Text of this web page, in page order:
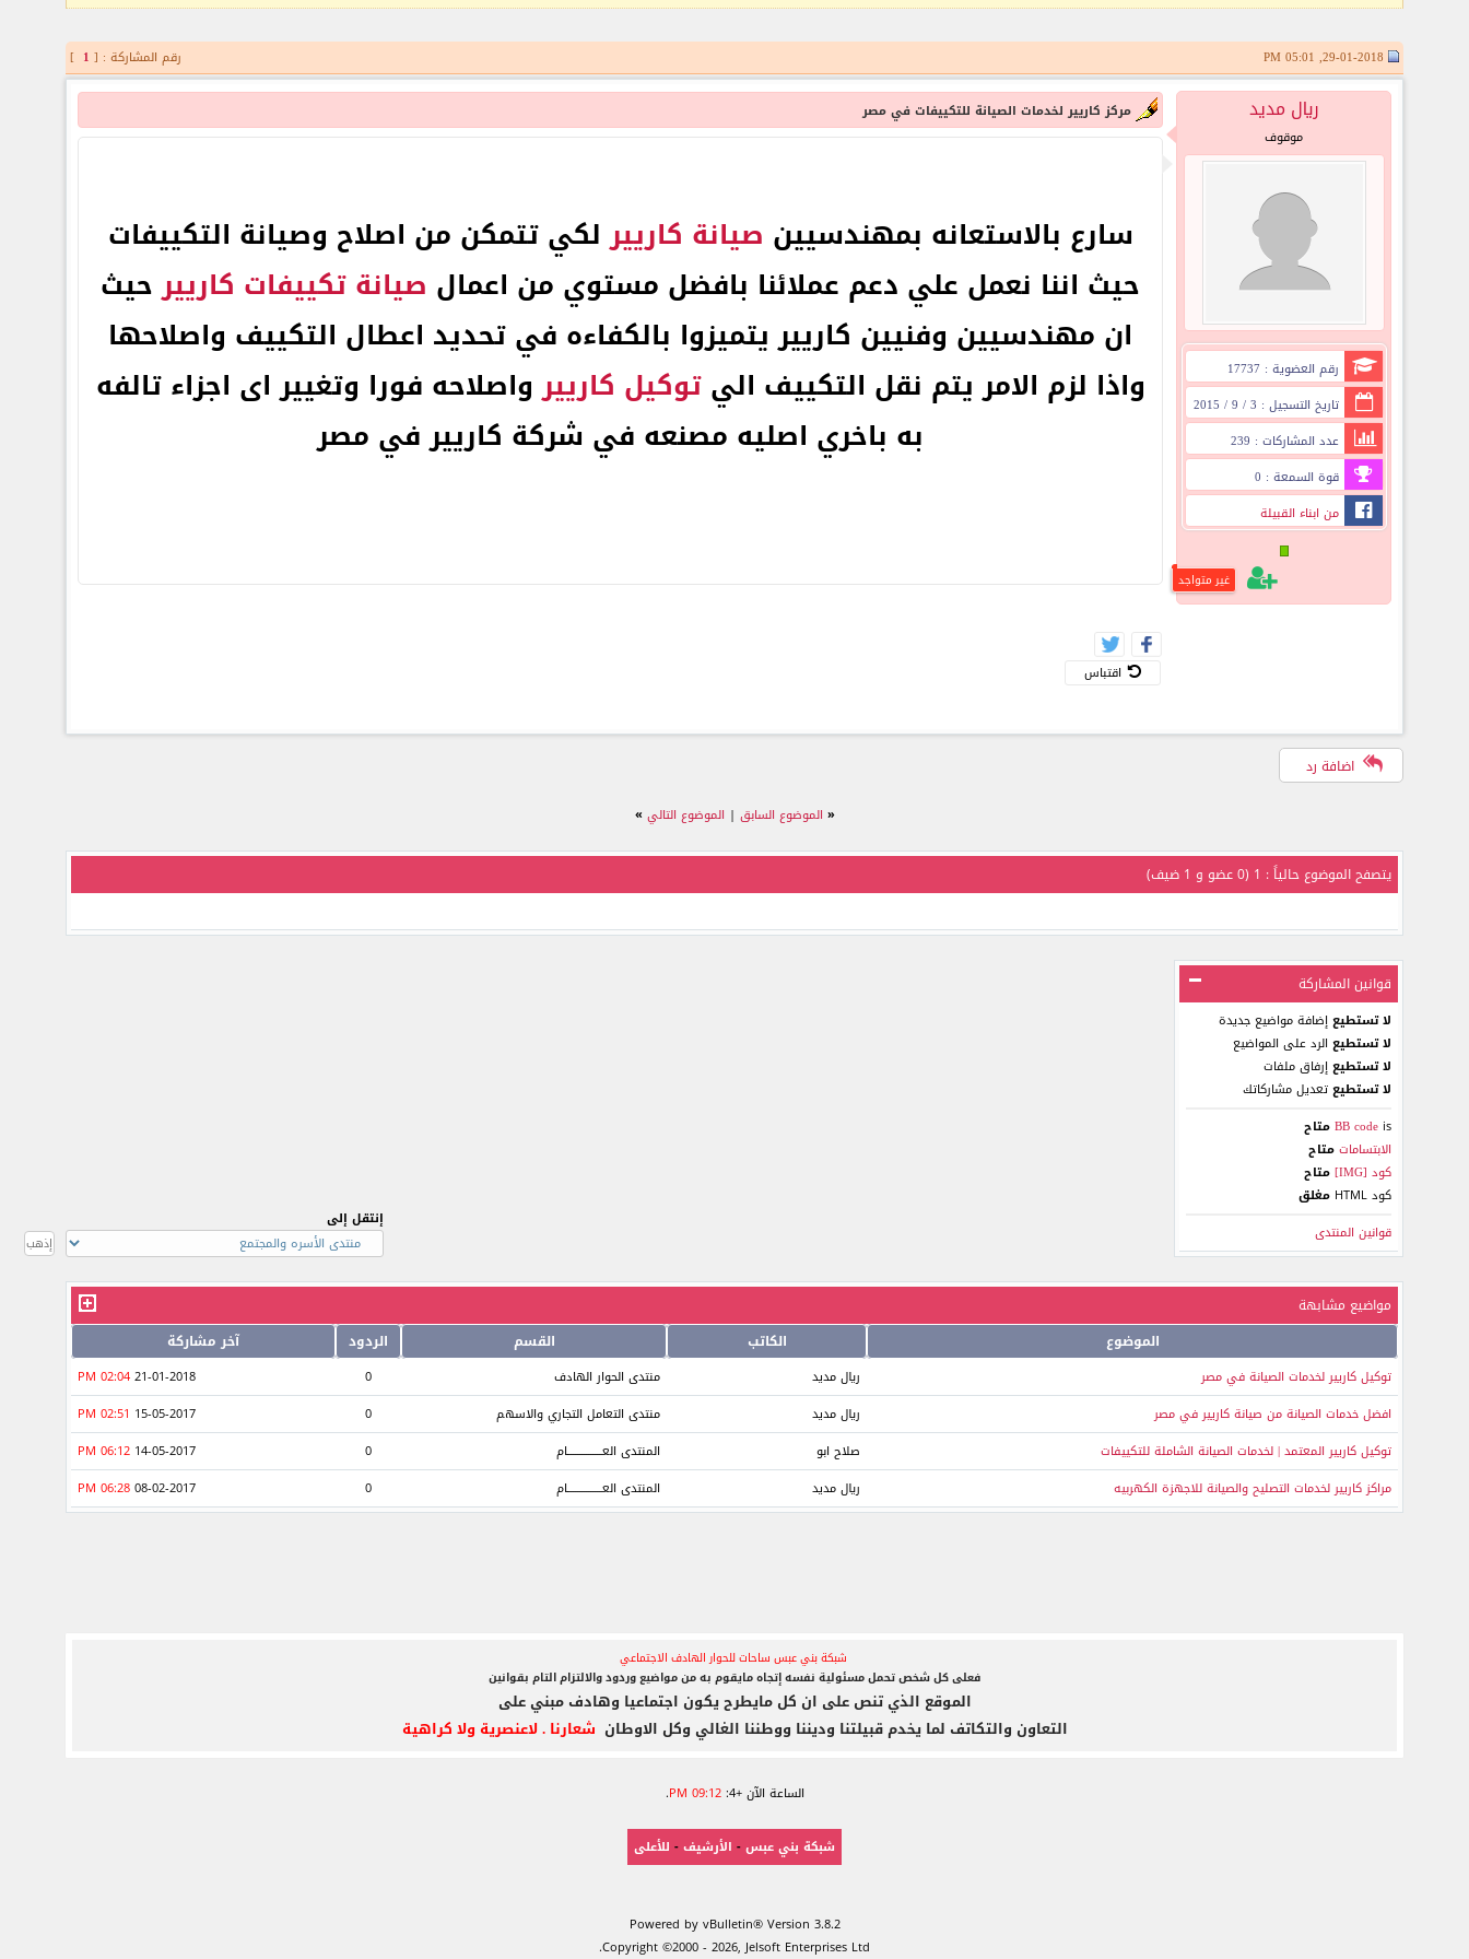
رقم المشاركة : [ 1
]
ريال مديد
موقوف
رقم العضوية : 17737
تاريخ التسجيل : 3 / 9 / 2015
عدد المشاركات : 239
قوة السمعة : 0
من ابناء القبيلة
غير متواجد
مركز كاريير لخدمات الصيانة للتكييفات في مصر
سارع بالاستعانه بمهندسيين صيانة كارييرلكي تتمكن من اصلاح وصيانة التكييفات
حيث اننا نعمل علي دعم عملائنا بافضل مستوي من اعمال صيانة تكييفات كارييرحيث
ان مهندسيين وفنيين كاريير يتميزوا بالكفاءه في تحديد اعطال التكييف واصلاحها
واذا لزم الامر يتم نقل التكييف اليتوكيل كارييرواصلاحه فورا وتغيير اى اجزاء تالفه
به باخري اصليه مصنعه في شركة كاريير في مصر
اقتباس
اضافة رد
« الموضوع السابق | الموضوع التالي »
يتصفح الموضوع حالياً : 1 (0 عضو و 1 ضيف)
قوانين المشاركة
لا تستطيعإضافة مواضيع جديدة
لا تستطيع الرد على المواضيع
لا تستطيعإرفاق ملفات
لا تستطيعتعديل مشاركاتك
BB code is
متاح
الابتساماتمتاح
كود [IMG]
متاح
كود HTML
مغلق
قوانين المنتدى
إنتقل إلى
مواضيع مشابهة
الموضوع
الكاتب القسم الردود آخر مشاركة
توكيل كاريير لخدمات الصيانة في مصر ريال مديد منتدى الحوار الهادف 0
21-01-2018
02:04 PM
افضل خدمات الصيانة من صيانة كاريير في مصر
ريال مديد منتدى التعامل التجاري والاسهم 0
15-05-2017
02:51 PM
توكيل كاريير المعتمد | لخدمات الصيانة الشاملة للتكييفات
صلاح ابو المنتدى العــــــــــــــــام 0
14-05-2017
06:12 PM
مراكز كاريير لخدمات التصليح والصيانة للاجهزة الكهربيه
ريال مديد المنتدى العــــــــــــــــام 0
08-02-2017
06:28 PM
شبكة بني عبس ساحات للحوار الهادف الاجتماعي
فعلى كل شخص تحمل مسئولية نفسه إتجاه مايقوم بهمن مواضيع وردود والالتزام التام بقوانين
الموقع الذي تنص على ان كل مايطرح يكون اجتماعيا وهادف مبني على
التعاون والتكاتف لما يخدم قبيلتنا وديننا ووطننا الغالي وكل الاوطان شعارنا . لاعنصرية ولا كراهية
الساعة الآن +4: 09:12 PM
.
شبكة بني عبس- الأرشيف- للأعلى
Powered by vBulletin® Version 3.8.2
Copyright ©2000 - 2026, Jelsoft Enterprises Ltd.